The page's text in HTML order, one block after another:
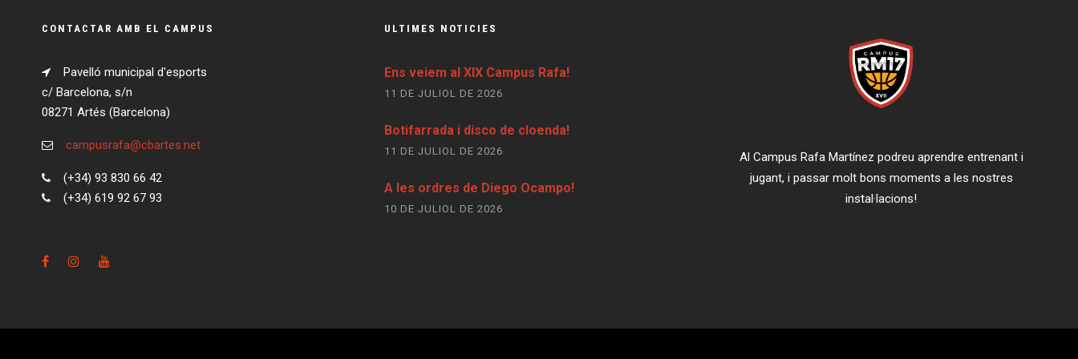
CONTACTAR AMB EL CAMPUS
Pavelló municipal d'esports
c/ Barcelona, s/n
08271 Artés (Barcelona)
campusrafa@cbartes.net
(+34) 93 830 66 42
(+34) 619 92 67 93
ULTIMES NOTICIES
Ens veiem al XIX Campus Rafa!
11 DE JULIOL DE 2026
Botifarrada i disco de cloenda!
11 DE JULIOL DE 2026
A les ordres de Diego Ocampo!
10 DE JULIOL DE 2026
Al Campus Rafa Martínez podreu aprendre entrenant i
jugant, i passar molt bons moments a les nostres
instal·lacions!